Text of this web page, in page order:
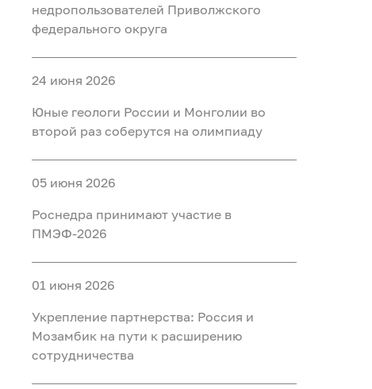
недропользователей Приволжского
федерального округа
24 июня 2026
Юные геологи России и Монголии во
второй раз соберутся на олимпиаду
05 июня 2026
Роснедра принимают участие в
ПМЭФ-2026
01 июня 2026
Укрепление партнерства: Россия и
Мозамбик на пути к расширению
сотрудничества